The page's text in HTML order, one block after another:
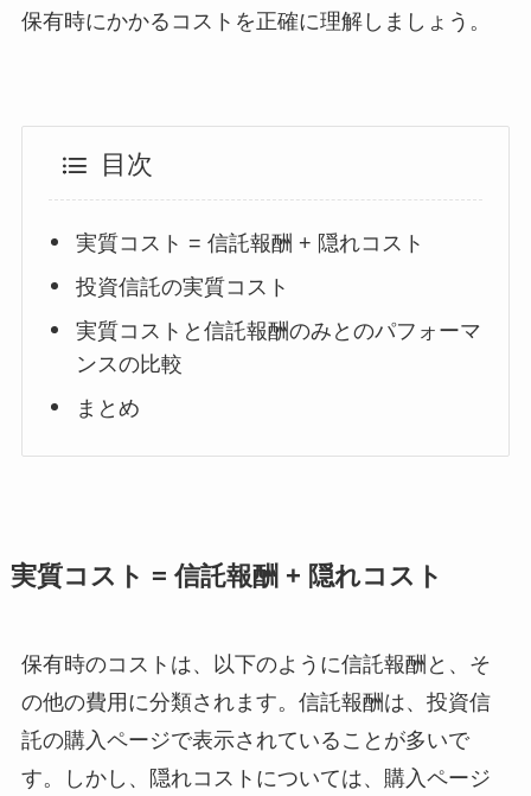
保有時にかかるコストを正確に理解しましょう。
目次
実質コスト = 信託報酬 + 隠れコスト
投資信託の実質コスト
実質コストと信託報酬のみとのパフォーマ
ンスの比較
まとめ
実質コスト = 信託報酬 + 隠れコスト
保有時のコストは、以下のように信託報酬と、そ
の他の費用に分類されます。信託報酬は、投資信
託の購入ページで表示されていることが多いで
す。しかし、隠れコストについては、購入ページ